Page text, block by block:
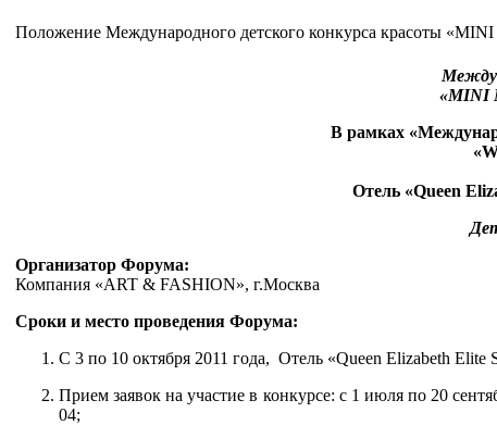
Положение Международного детского конкурса красоты
«MINI
В рамках
Отель «Queen
Организатор Форума:
Компания «ART & FASHION», г.Москва
Сроки и место проведения Форума:
С 3 по 10 октября 2011 года, Отель «Queen Elizabeth
Прием заявок на участие в конкурсе: c 1 июля по 20
04;